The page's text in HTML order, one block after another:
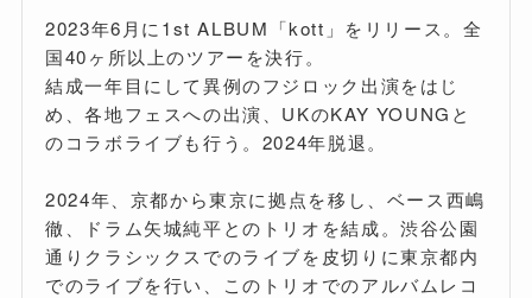
2023年6月に1st ALBUM「kott」をリリース。全
国40ヶ所以上のツアーを決行。
結成一年目にして異例のフジロック出演をはじ
め、各地フェスへの出演、UKのKAY YOUNGと
のコラボライブも行う。2024年脱退。
2024年、京都から東京に拠点を移し、ベース西嶋
徹、ドラム矢城純平とのトリオを結成。渋谷公園
通りクラシックスでのライブを皮切りに東京都内
でのライブを行い、このトリオでのアルバムレコ